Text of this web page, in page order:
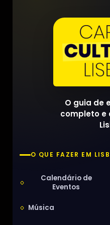
O guia de
completo e
O QUE FAZER EM
Calendário de
Eventos
Música